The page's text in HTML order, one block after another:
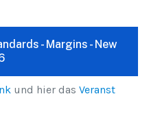
- Margins - New
und hier das Veranst